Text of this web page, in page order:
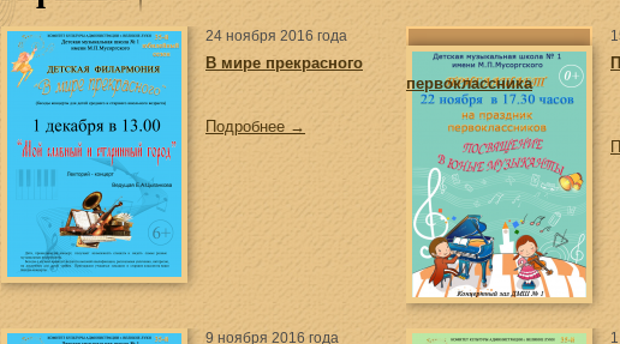
24 ноября 2016 года
В мире прекрасного
Подробнее →
первоклассника
9 ноября 2016 года